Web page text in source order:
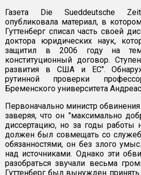
Газета Die Sueddeutsche
опубликовала материал, в
Гуттенберг списал часть своей
доктора юридических наук,
защитил в 2006 году на
конституционный договор.
развития в США и ЕС".
рутинной проверки
Бременского университета
Первоначально министр обвинения
заверяя, что он "максимально
диссертацию, но за годы работы
должен был совмещать со
обязанностями, он без злого
над источниками. Однако эти
разобраться звучали весьма
Гуттенберг был вынужден